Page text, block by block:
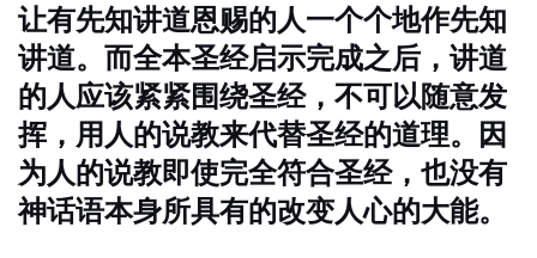
让有先知讲道恩赐的人一个个地作先知
讲道。而全本圣经启示完成之后，讲道
的人应该紧紧围绕圣经，不可以随意发
挥，用人的说教来代替圣经的道理。因
为人的说教即使完全符合圣经，也没有
神话语本身所具有的改变人心的大能。